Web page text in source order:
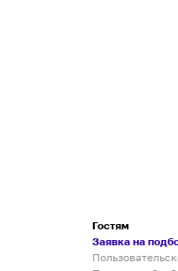
Гостям
Заявка на